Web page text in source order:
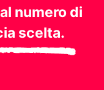
numero di
scelta.